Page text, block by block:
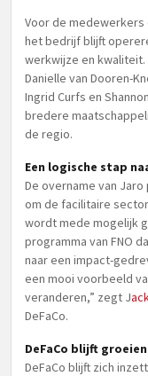
Voor de medewerkers
het bedrijf blijft
werkwijze en kwaliteit.
Danielle van Dooren-
Ingrid Curfs en
bredere
de regio.
Een logische stap
De overname van
om de facilitaire
wordt mede mogelijk
programma van FNO
naar een impact-
een mooi voorbeeld
veranderen,” zegt J
DeFaCo.
DeFaCo blijft
DeFaCo blijft zich